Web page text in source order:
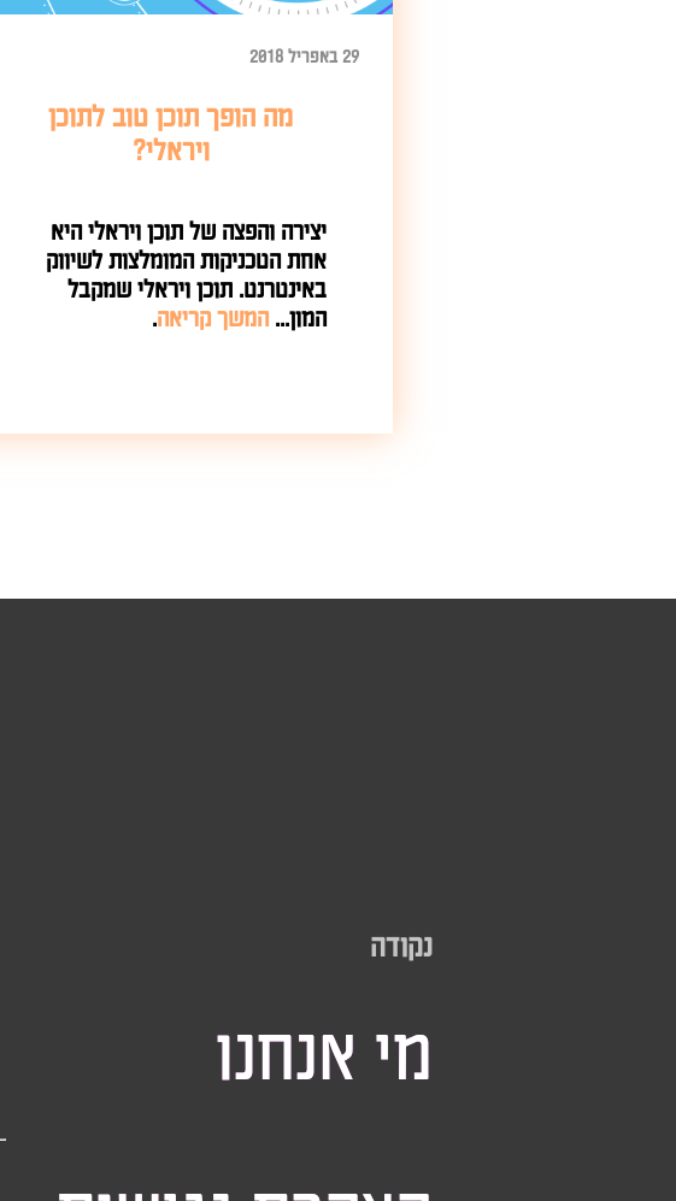
29 באפריל 2018
מה הופך תוכן טוב לתוכן
ויראלי?
יצירה והפצה של תוכן ויראלי היא
אחת הטכניקות המומלצות לשיווק
באינטרנט. תוכן ויראלי שמקבל
המון...המשך קריאה.
נקודה
מי אנחנו